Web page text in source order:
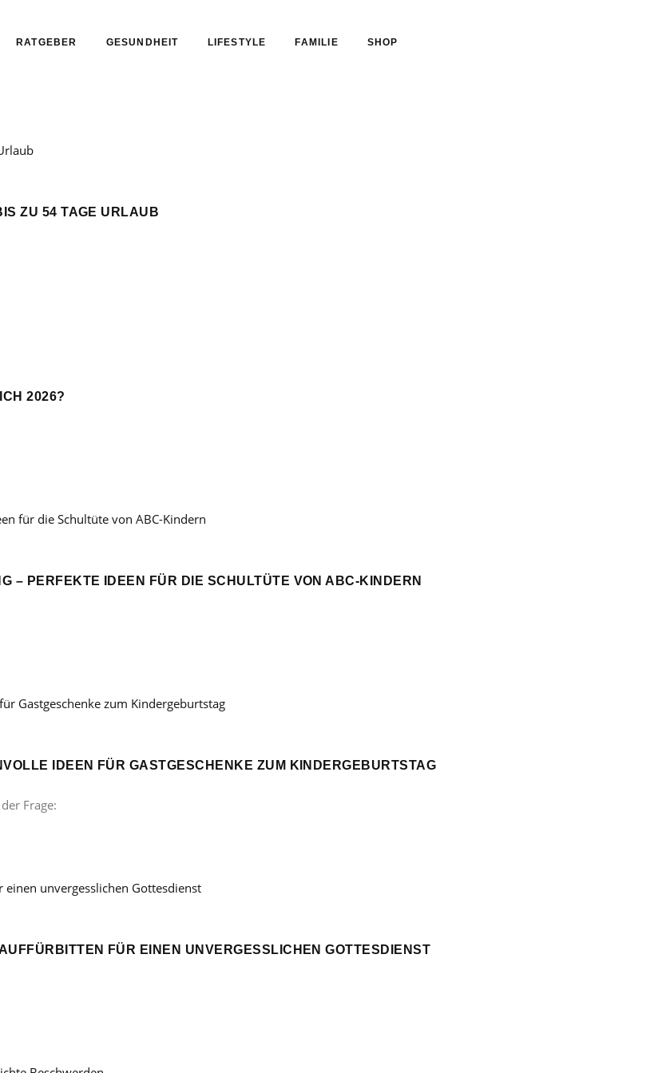
RATGEBER GESUNDHEIT LIFESTYLE FAMILIE SHOP
ZU 54 TAGE URLAUB
2026?
– PERFEKTE IDEEN FÜR DIE SCHULTÜTE VON ABC-KINDERN
IDEEN FÜR GASTGESCHENKE ZUM KINDERGEBURTSTAG
Frage:
FÜR EINEN UNVERGESSLICHEN GOTTESDIENST